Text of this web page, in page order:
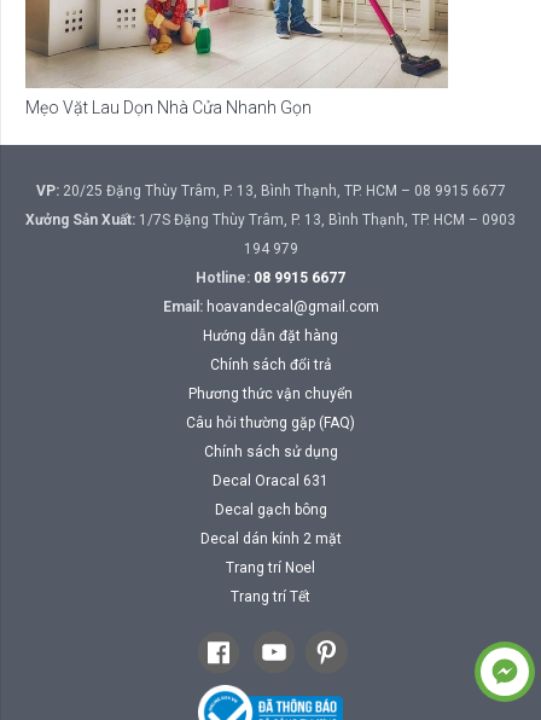
Mẹo Vặt Lau Dọn Nhà Cửa Nhanh Gọn
VP:20/25 Đặng Thùy Trâm, P. 13, Bình Thạnh, TP. HCM – 08 9915 6677
Xưởng Sản Xuất: 1/7S Đặng Thùy Trâm, P. 13, Bình Thạnh, TP. HCM – 0903
194 979
Hotline: 08 9915 6677
Email: hoavandecal@gmail.com
Hướng dẫn đặt hàng
Chính sách đổi trả
Phương thức vận chuyển
Câu hỏi thường gặp (FAQ)
Chính sách sử dụng
Decal Oracal 631
Decal gạch bông
Decal dán kính 2 mặt
Trang trí Noel
Trang trí Tết